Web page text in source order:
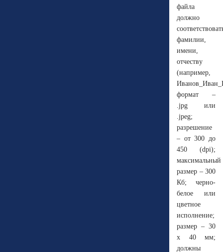
файла
должно
фамилии,
имени,
отчеству
(например,
формат –
.jpg или
.jpeg;
разрешение
– от 300 до
450 (dpi);
максимальный
размер – 300
Кб; черно-
белое или
цветное
исполнение;
размер – 30
x 40 мм;
должны